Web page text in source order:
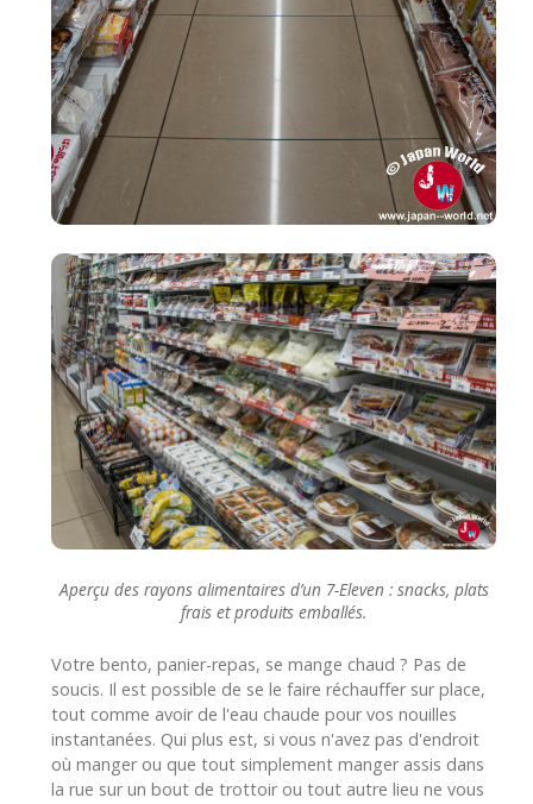
Aperçu des rayons alimentaires d’un 7-Eleven : snacks, plats
frais et produits emballés.
Votre bento, panier-repas, se mange chaud ? Pas de
soucis. Il est possible de se le faire réchauffer sur place,
tout comme avoir de l'eau chaude pour vos nouilles
instantanées. Qui plus est, si vous n'avez pas d'endroit
où manger ou que tout simplement manger assis dans
la rue sur un bout de trottoir ou tout autre lieu ne vous